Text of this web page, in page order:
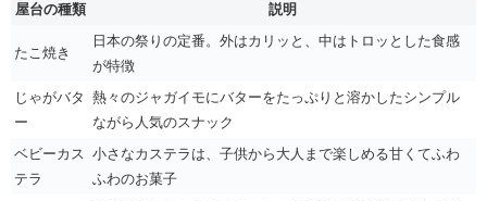
屋台の種類 説明
たこ焼き
日本の祭りの定番。外はカリッと、中はトロッとした食感
が特徴
じゃがバタ
ー
熱々のジャガイモにバターをたっぷりと溶かしたシンプル
ながら人気のスナック
ベビーカス
テラ
小さなカステラは、子供から大人まで楽しめる甘くてふわ
ふわのお菓子